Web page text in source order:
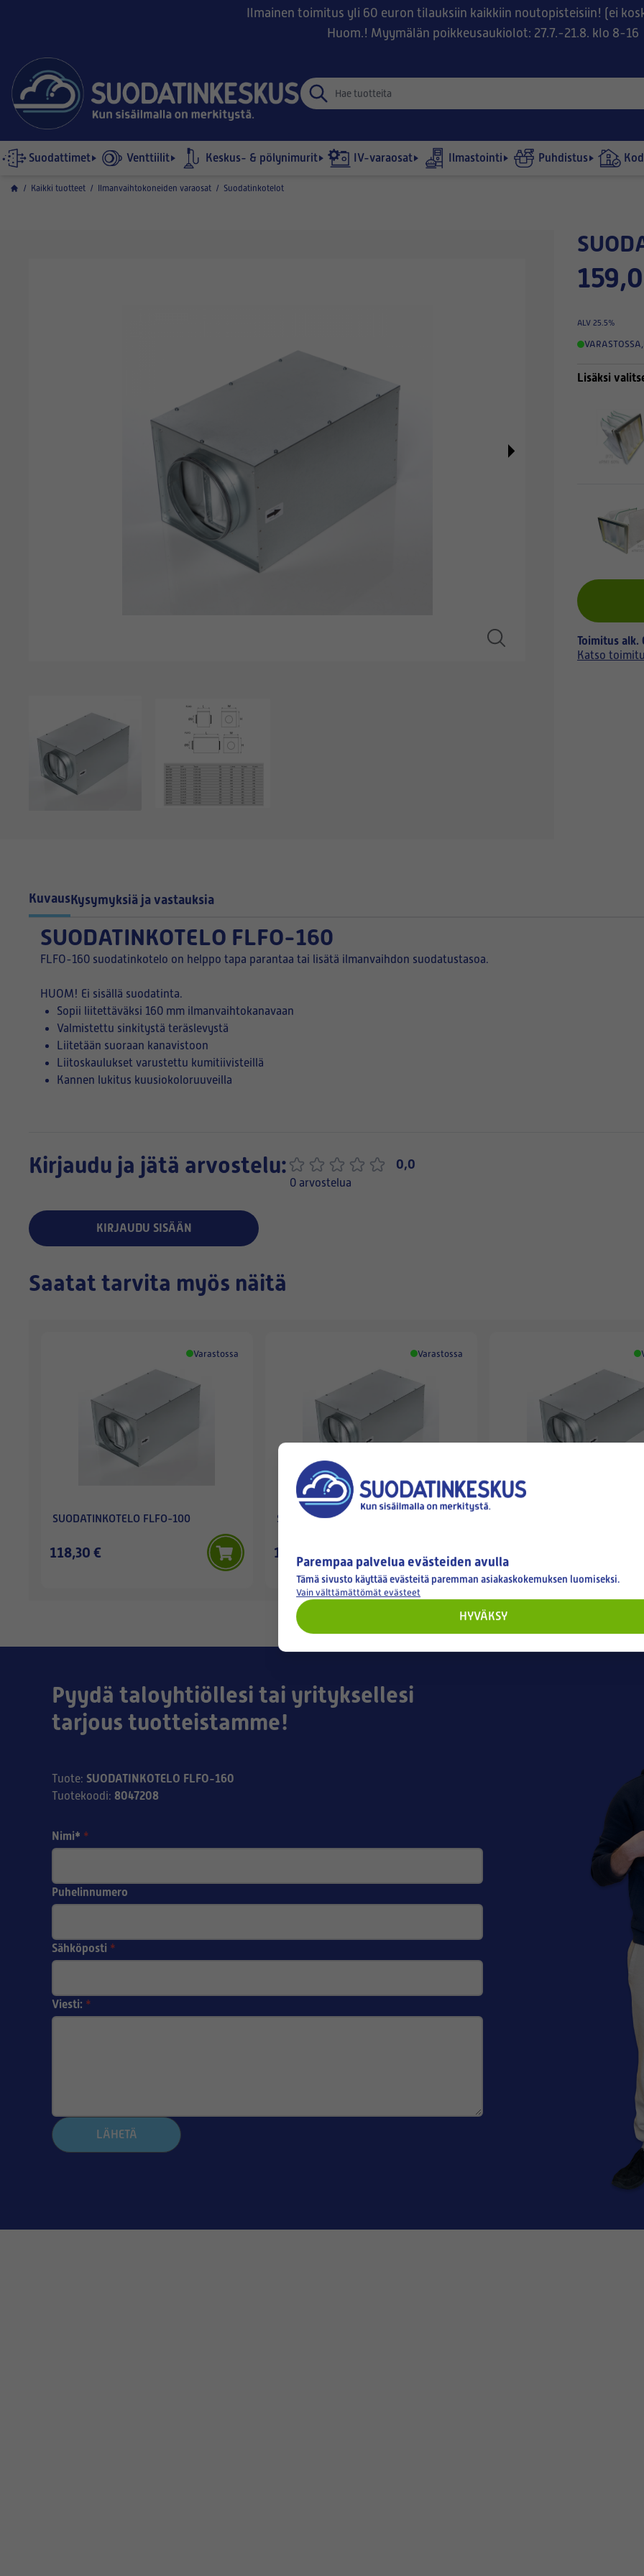
Ilmainen toimitus yli 60 euron tilauksiin kaikkiin noutopisteisiin! (ei
Huom.! Myymälän poikkeusaukiolot: 27.7.-21.8. klo 8-16
Suodattimet Venttiilit Keskus- & pölynimurit IV-varaosat Ilmastointi Puhdistus
/ Kaikki tuotteet / Ilmanvaihtokoneiden varaosat / Suodatinkotelot
ALV 25.5%
VARASTOSSA,
Lisäksi
Toimitus alk.
Katso
KuvausKysymyksiä ja vastauksia
SUODATINKOTELO FLFO-160
FLFO-160 suodatinkotelo on helppo tapa parantaa tai lisätä ilmanvaihdon suodatustasoa.
HUOM! Ei sisällä suodatinta.
Sopii liitettäväksi 160 mm ilmanvaihtokanavaan
Valmistettu sinkitystä teräslevystä
Liitetään suoraan kanavistoon
Liitoskaulukset varustettu kumitiivisteillä
Kannen lukitus kuusiokoloruuveilla
Kirjaudu ja jätä arvostelu: 0,0
0 arvostelua
KIRJAUDU SISÄÄN
Saatat tarvita myös näitä
Varastossa
SUODATINKOTELO FLFO-100
118,30 €
Varastossa
SUODATINKOTELO FLFO-125
123,90 € 175,00 €
Pyydä taloyhtiöllesi tai yrityksellesi
tarjous tuotteistamme!
Tuote: SUODATINKOTELO FLFO-160
Tuotekoodi: 8047208
Nimi* *
Puhelinnumero
Sähköposti *
Viesti: *
LÄHETÄ
Parempaa palvelua evästeiden avulla
Tämä sivusto käyttää evästeitä paremman asiakaskokemuksen luomiseksi.
Vain välttämättömät evästeet
HYVÄKSY